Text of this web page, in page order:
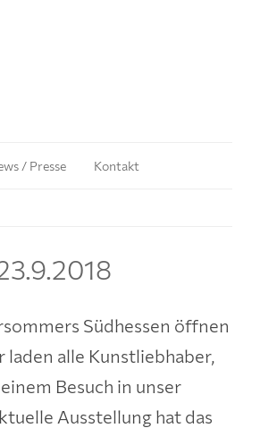
/ Presse Kontakt
Südhessen öffnen
laden alle Kunstliebhaber,
Besuch in unser
Ausstellung hat das